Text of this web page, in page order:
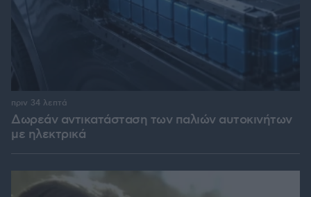
Δωρεάν αντικατάσταση των παλιών αυτοκινήτων
με ηλεκτρικά
πριν 34 λεπτά